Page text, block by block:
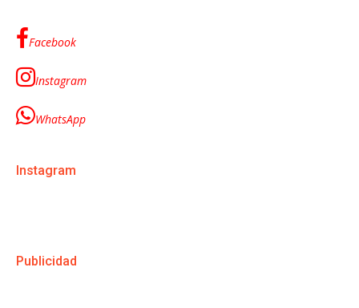
Facebook
Instagram
WhatsApp
Instagram
Publicidad